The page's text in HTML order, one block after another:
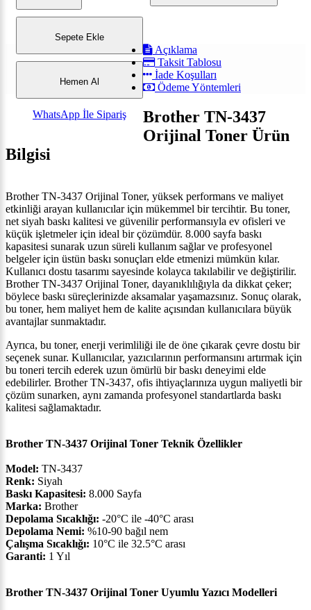
Sepete Ekle
Hemen Al
WhatsApp İle Sipariş
Açıklama
Taksit Tablosu
İade Koşulları
Ödeme Yöntemleri
Brother TN-3437
Orijinal Toner Ürün
Bilgisi
Brother TN-3437 Orijinal Toner, yüksek performans ve maliyet
etkinliği arayan kullanıcılar için mükemmel bir tercihtir. Bu toner,
net siyah baskı kalitesi ve güvenilir performansıyla ev ofisleri ve
küçük işletmeler için ideal bir çözümdür. 8.000 sayfa baskı
kapasitesi sunarak uzun süreli kullanım sağlar ve profesyonel
belgeler için üstün baskı sonuçları elde etmenizi mümkün kılar.
Kullanıcı dostu tasarımı sayesinde kolayca takılabilir ve değiştirilir.
Brother TN-3437 Orijinal Toner, dayanıklılığıyla da dikkat çeker;
böylece baskı süreçlerinizde aksamalar yaşamazsınız. Sonuç olarak,
bu toner, hem maliyet hem de kalite açısından kullanıcılara büyük
avantajlar sunmaktadır.
Ayrıca, bu toner, enerji verimliliği ile de öne çıkarak çevre dostu bir
seçenek sunar. Kullanıcılar, yazıcılarının performansını artırmak için
bu toneri tercih ederek uzun ömürlü bir baskı deneyimi elde
edebilirler. Brother TN-3437, ofis ihtiyaçlarınıza uygun maliyetli bir
çözüm sunarken, aynı zamanda profesyonel standartlarda baskı
kalitesi sağlamaktadır.
Brother TN-3437 Orijinal Toner Teknik Özellikler
Model: TN-3437
Renk: Siyah
Baskı Kapasitesi: 8.000 Sayfa
Marka: Brother
Depolama Sıcaklığı: -20°C ile -40°C arası
Depolama Nemi: %10-90 bağıl nem
Çalışma Sıcaklığı: 10°C ile 32.5°C arası
Garanti: 1 Yıl
Brother TN-3437 Orijinal Toner Uyumlu Yazıcı Modelleri